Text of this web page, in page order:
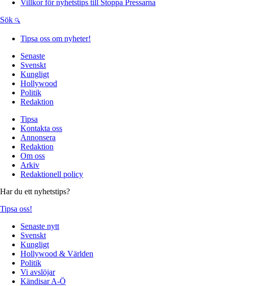
Villkor för nyhetstips till Stoppa Pressarna
Sök
Tipsa oss om nyheter!
Senaste
Svenskt
Kungligt
Hollywood
Politik
Redaktion
Tipsa
Kontakta oss
Annonsera
Redaktion
Om oss
Arkiv
Redaktionell policy
Har du ett nyhetstips?
Tipsa oss!
Senaste nytt
Svenskt
Kungligt
Hollywood & Världen
Politik
Vi avslöjar
Kändisar A-Ö